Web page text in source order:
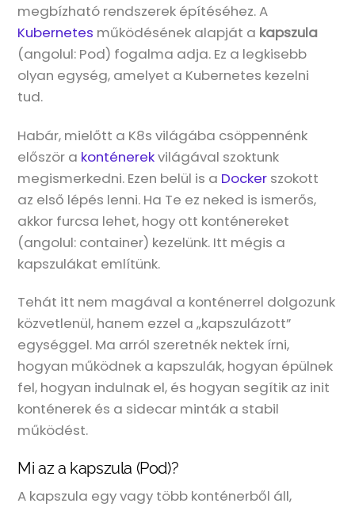
megbízható rendszerek építéséhez. A
Kubernetes működésének alapját a kapszula
(angolul: Pod) fogalma adja. Ez a legkisebb
olyan egység, amelyet a Kubernetes kezelni
tud.
Habár, mielőtt a K8s világába csöppennénk
először a konténerekvilágával szoktunk
megismerkedni. Ezen belül is a Docker szokott
az első lépés lenni. Ha Te ez neked is ismerős,
akkor furcsa lehet, hogy ott konténereket
(angolul: container) kezelünk. Itt mégis a
kapszulákat említünk.
Tehát itt nem magával a konténerrel dolgozunk
közvetlenül, hanem ezzel a „kapszulázott”
egységgel. Ma arról szeretnék nektek írni,
hogyan működnek a kapszulák, hogyan épülnek
fel, hogyan indulnak el, és hogyan segítik az init
konténerek és a sidecar minták a stabil
működést.
Mi az a kapszula (Pod)?
A kapszula egy vagy több konténerből áll,